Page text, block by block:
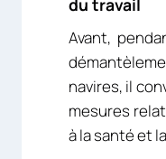
du travail
Avant,
navires, il
mesures
à la santé et